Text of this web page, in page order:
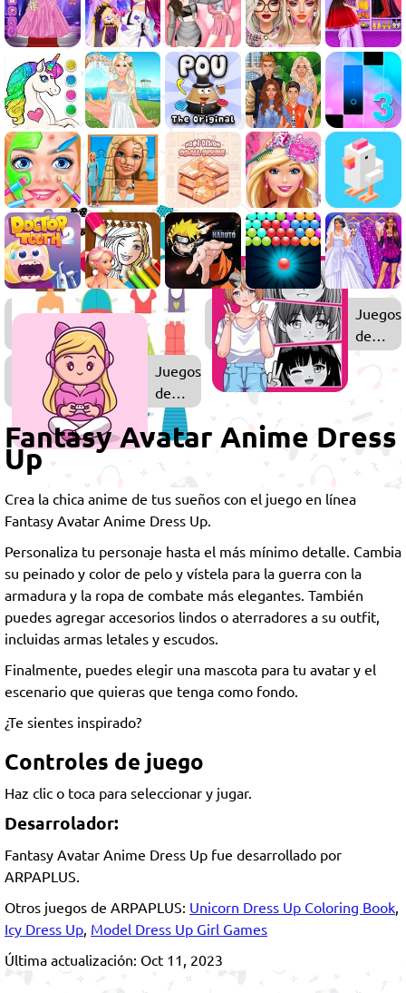
Juegos
de
Vestir
Juegos
de
Anime
Juegos
de
Chicas
Fantasy Avatar Anime Dress
Up
Crea la chica anime de tus sueños con el juego en línea
Fantasy Avatar Anime Dress Up.
Personaliza tu personaje hasta el más mínimo detalle. Cambia
su peinado y color de pelo y vístela para la guerra con la
armadura y la ropa de combate más elegantes. También
puedes agregar accesorios lindos o aterradores a su outfit,
incluidas armas letales y escudos.
Finalmente, puedes elegir una mascota para tu avatar y el
escenario que quieras que tenga como fondo.
¿Te sientes inspirado?
Controles de juego
Haz clic o toca para seleccionar y jugar.
Desarrolador:
Fantasy Avatar Anime Dress Up fue desarrollado por
ARPAPLUS.
Otros juegos de ARPAPLUS: Unicorn Dress Up Coloring Book
Icy Dress Up Model Dress Up Girl Games
Última actualización: Oct 11, 2023